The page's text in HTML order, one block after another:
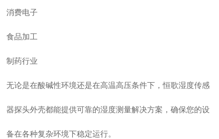
消费电子
食品加工
制药行业
无论是在酸碱性环境还是在高温高压条件下，恒歌湿度传感
器探头外壳都能提供可靠的湿度测量解决方案，确保您的设
备在各种复杂环境下稳定运行。